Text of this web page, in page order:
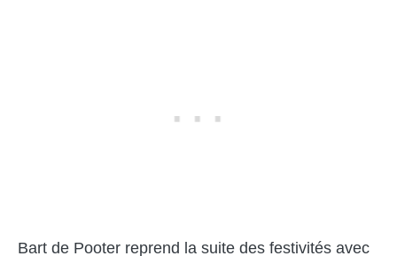
Bart de Pooter reprend la suite des festivités avec